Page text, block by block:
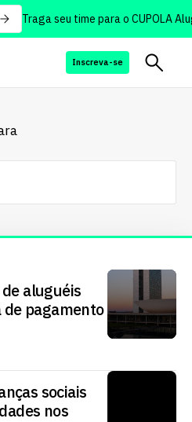
Traga seu time para o CUPOLA
Inscreva-se
aluguéis
de pagamento
sociais
nos